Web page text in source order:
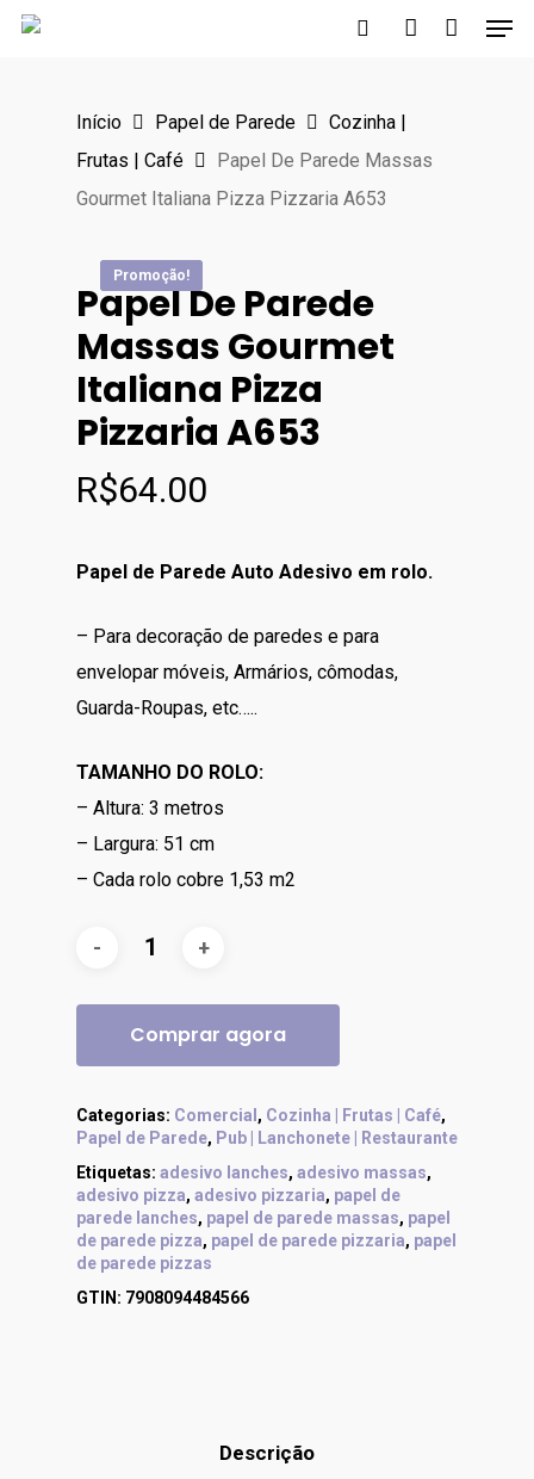
Skip
Início Papel de Parede
Cozinha |
Frutas | Café
Papel De Parede Massas
Gourmet Italiana Pizza Pizzaria A653
Papel De Parede
Massas Gourmet
Italiana Pizza
Pizzaria A653
R$64.00
Papel de Parede Auto Adesivo em rolo.
– Para decoração de paredes e para
envelopar móveis, Armários, cômodas,
Guarda-Roupas, etc…..
TAMANHO DO ROLO:
– Altura: 3 metros
– Largura: 51 cm
– Cada rolo cobre 1,53 m2
Comprar agora
Categorias: Comercial , Cozinha | Frutas | Café,
Papel de Parede, Pub | Lanchonete | Restaurante
Etiquetas: adesivo lanches, adesivo massas,
adesivo pizza, adesivo pizzaria, papel de
parede lanches, papel de parede massas, papel
de parede pizza, papel de parede pizzaria, papel
de parede pizzas
GTIN: 7908094484566
Descrição
Promoção!
Promoção!
Promoção!
Promoção!